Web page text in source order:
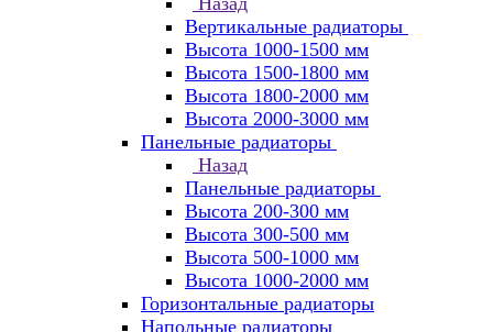
Вертикальные радиаторы
Высота 1000-1500 мм
Высота 1500-1800 мм
Высота 1800-2000 мм
Высота 2000-3000 мм
Панельные радиаторы
Назад
Панельные радиаторы
Высота 200-300 мм
Высота 300-500 мм
Высота 500-1000 мм
Высота 1000-2000 мм
Горизонтальные радиаторы
Напольные радиаторы